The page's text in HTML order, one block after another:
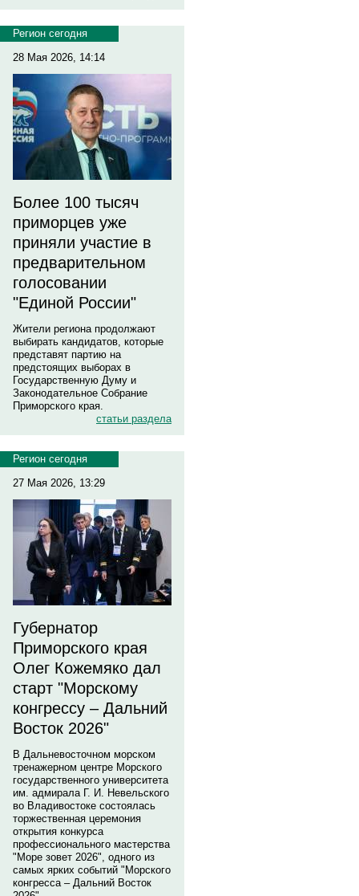
Регион сегодня
28 Мая 2026, 14:14
Более 100 тысяч
приморцев уже
приняли участие в
предварительном
голосовании
"Единой России"
Жители региона продолжают
выбирать кандидатов, которые
представят партию на
предстоящих выборах в
Государственную Думу и
Законодательное Собрание
Приморского края.
статьи раздела
Регион сегодня
27 Мая 2026, 13:29
Губернатор
Приморского края
Олег Кожемяко дал
старт "Морскому
конгрессу – Дальний
Восток 2026"
В Дальневосточном морском
тренажерном центре Морского
государственного университета
им. адмирала Г. И. Невельского
во Владивостоке состоялась
торжественная церемония
открытия конкурса
профессионального мастерства
"Море зовет 2026", одного из
самых ярких событий "Морского
конгресса – Дальний Восток